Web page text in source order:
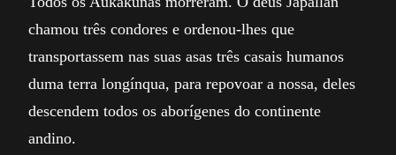
chamou três condores e ordenou-lhes que
transportassem nas suas asas três casais humanos
duma terra longínqua, para repovoar a nossa, deles
descendem todos os aborígenes do continente
andino.